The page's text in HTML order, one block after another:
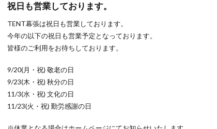
祝日も営業しております。
TENT幕張は祝日も営業しております。
今年の以下の祝日も営業予定となっております。
皆様のご利用をお待ちしております。
9/20(月・祝) 敬老の日
9/23(木・祝) 秋分の日
11/3(水・祝) 文化の日
11/23(火・祝) 勤労感謝の日